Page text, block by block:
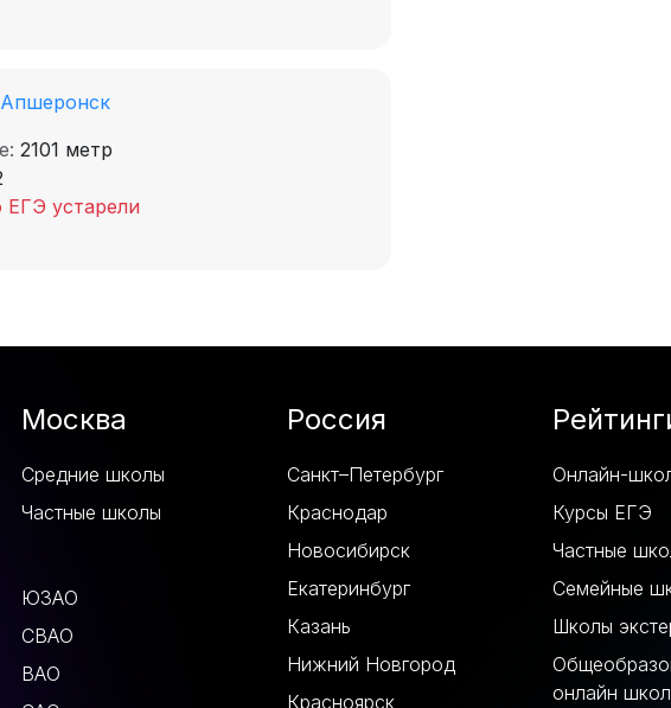
2101 метр
устарели
Москва
Средние школы
Частные школы
ЮЗАО
СВАО
ВАО
Россия
Санкт–Петербург
Краснодар
Новосибирск
Екатеринбург
Казань
Нижний Новгород
Красноярск
Онлайн-
Курсы ЕГЭ
Частные
Семейные
Школы
онлайн